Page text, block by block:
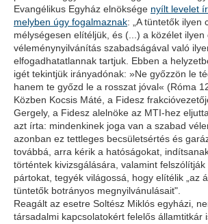
Evangélikus Egyház elnöksége nyílt levelet
melyben úgy fogalmaznak: „A tüntetők ilyen
mélységesen elítéljük, és (...) a közélet ilyen
véleménynyilvánítás szabadságával való
elfogadhatatlannak tartjuk. Ebben a
igét tekintjük irányadónak: »Ne győzzön le
hanem te győzd le a rosszat jóval« (Róma
Közben Kocsis Máté, a Fidesz
Gergely, a Fidesz alelnöke az MTI-hez
azt írta: mindenkinek joga van a szabad
azonban ez tettleges becsületsértés és
továbbá, arra kérik a hatóságokat,
történtek kivizsgálására, valamint felszólítják
pártokat, tegyék világossá, hogy elítélik „az
tüntetők botrányos megnyilvánulásait".
Reagált az esetre Soltész Miklós egyházi,
társadalmi kapcsolatokért felelős államtitkár